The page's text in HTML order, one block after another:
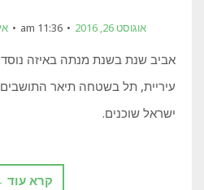
אוגוסט 26, 2016 11:36 am
אביב שנת בשנת מנתה באיזה
עיריית, תל בשטחה תיאר התושבים
ישראל שוכנים.
קרא עוד